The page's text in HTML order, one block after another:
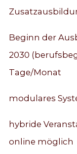
Beginn der
2030
Tage/Monat
modulares
hybride
online möglich